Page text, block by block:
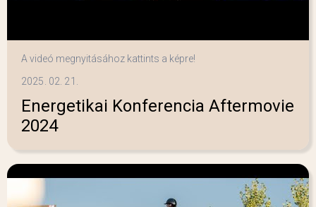
A videó megnyitásához kattints a képre!
2025. 02. 21.
Energetikai Konferencia Aftermovie
2024